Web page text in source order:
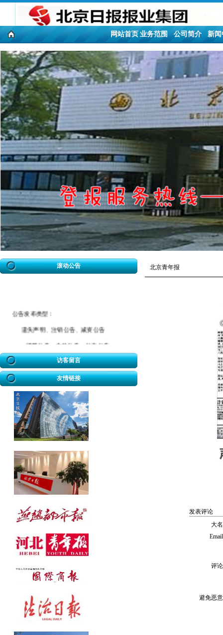
网站首页 业务范围 公司简介 新闻
滚动公告
公告发布类型：
遗失声明、注销公告、减资公告
清算公告、合并公告、分立公告
催款公告、拆迁公告、海事公告
迁坟公告、法院公告、送达公告
开业公告、破产公告、协查公告
冒用声明、致歉公告、招标公告
企业迁址公告、房屋权属转移公告
股权转让公告、解除合同公告等
公告发布热线：010-61429368
访客留言
友情链接
北京青年报
发表评论
大
评
避免恶